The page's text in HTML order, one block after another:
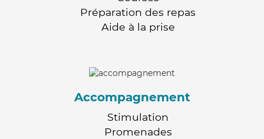
Préparation des repas
Aide à la prise
Accompagnement
Stimulation
Promenades